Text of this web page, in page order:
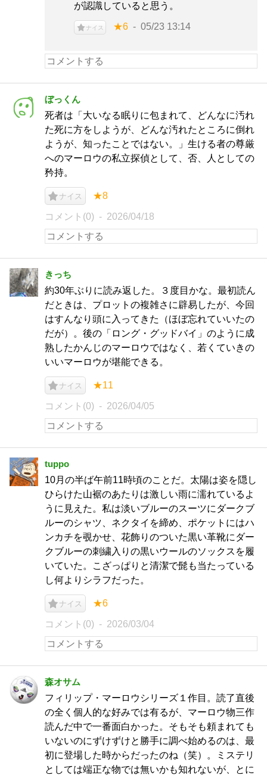
が認識していると思う。
ナイス ★6 05/23 13:14
ぼっくん
死者は「大いなる眠りに包まれて、どんなに汚れ
た死に方をしようが、どんな汚れたところに倒れ
ようが、知ったことではない。」生ける者の尊厳
へのマーロウの私立探偵として、否、人としての
矜持。
ナイス ★8
コメント(0) 2026/04/18
きっち
約30年ぶりに読み返した。３度目かな。最初読ん
だときは、プロットの複雑さに辟易したが、今回
はすんなり頭に入ってきた（ほぼ忘れていいたの
だが）。後の「ロング・グッドバイ」のように成
熟したかんじのマーロウではなく、若くていきの
いいマーロウが堪能できる。
ナイス ★11
コメント(0) 2026/04/05
tuppo
10月の半ば午前11時頃のことだ。太陽は姿を隠し
ひらけた山裾のあたりは激しい雨に濡れているよ
うに見えた。私は淡いブルーのスーツにダークブ
ルーのシャツ、ネクタイを締め、ポケットにはハ
ンカチを覗かせ、花飾りのついた黒い革靴にダー
クブルーの刺繍入りの黒いウールのソックスを履
いていた。こざっぱりと清潔で髭も当たっている
し何よりシラフだった。
ナイス ★6
コメント(0) 2026/03/04
森オサム
フィリップ・マーロウシリーズ１作目。読了直後
の全く個人的な好みでは有るが、マーロウ物三作
読んだ中で一番面白かった。そもそも頼まれても
いないのにずけずけと勝手に調べ始めるのは、最
初に登場した時からだったのね（笑）。ミステリ
としては端正な物では無いかも知れないが、とに